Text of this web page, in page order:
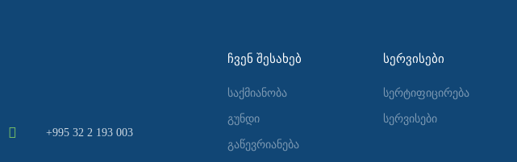
+995 32 2 193 003
ᲩᲕᲔᲜ ᲨᲔᲡᲐᲮᲔᲑ
საქმიანობა
გუნდი
გაწევრიანება
ᲡᲔᲠᲕᲘᲡᲔᲑᲘ
სერტიფიცირება
სერვისები